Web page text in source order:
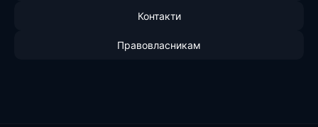
Контакти
Правовласникам